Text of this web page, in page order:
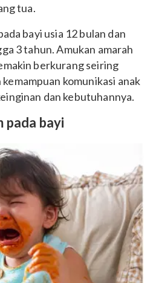
tua.
bayi usia 12 bulan dan
3 tahun. Amukan amarah
berkurang seiring
komunikasi anak
dan kebutuhannya.
pada bayi